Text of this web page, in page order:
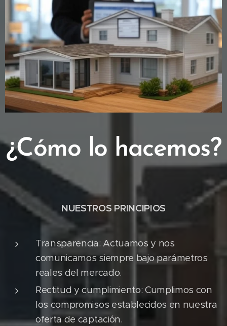
¿Cómo lo hacemos?
NUESTROS PRINCIPIOS
Transparencia: Actuamos y nos
comunicamos siempre bajo parámetros
reales del mercado.
Rectitud y cumplimiento: Cumplimos con
los compromisos establecidos en nuestra
oferta de captación.